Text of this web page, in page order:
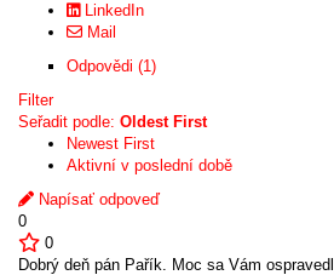
LinkedIn
Mail
Odpovědi (1)
Filter
Seřadit podle: Oldest First
Newest First
Aktivní v poslední době
Napísať odpoveď
0
0
Dobrý deň pán Pařík. Moc sa Vám